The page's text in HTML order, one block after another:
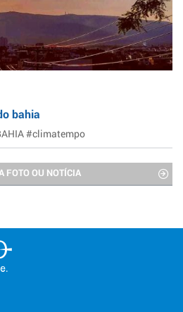
bahia
#climatempo
FOTO OU NOTÍCIA